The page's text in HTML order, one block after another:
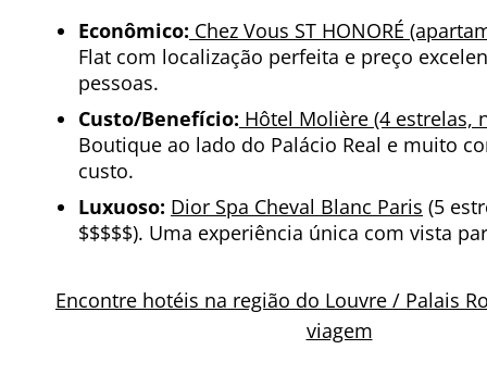
Econômico: Chez Vous ST HONORÉ
Flat com localização perfeita e preço
pessoas.
Custo/Benefício: Hôtel Molière (4 estrelas,
Boutique ao lado do Palácio Real e muito
custo.
Luxuoso: Dior Spa Cheval Blanc Paris (5
$$$$$). Uma experiência única com vista
Encontre hotéis na região do Louvre / Palais
viagem